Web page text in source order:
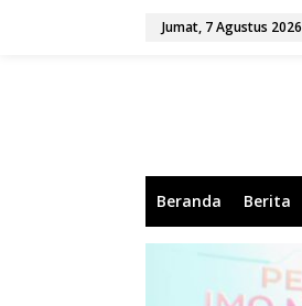
Jumat, 7 Agustus 2026
Beranda Berita